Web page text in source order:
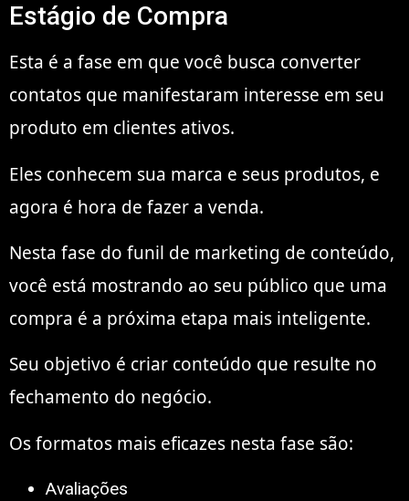
Estágio de Compra
Esta é a fase em que você busca converter
contatos que manifestaram interesse em seu
produto em clientes ativos.
Eles conhecem sua marca e seus produtos, e
agora é hora de fazer a venda.
Nesta fase do funil de marketing de conteúdo,
você está mostrando ao seu público que uma
compra é a próxima etapa mais inteligente.
Seu objetivo é criar conteúdo que resulte no
fechamento do negócio.
Os formatos mais eficazes nesta fase são:
Avaliações